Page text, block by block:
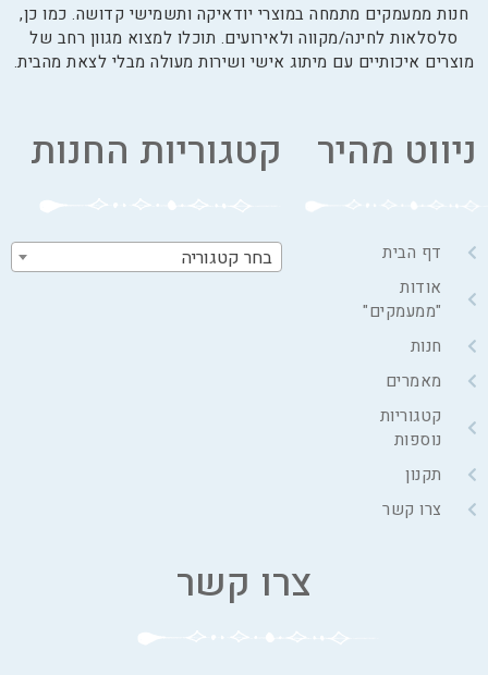
חנות ממעמקים מתמחה במוצרי יודאיקה ותשמישי קדושה. כמו כן,
סלסלאות לחינה/מקווה ולאירועים. תוכלו למצוא מגוון רחב של
מוצרים איכותיים עם מיתוג אישי ושירות מעולה מבלי לצאת מהבית.
ניווט מהיר
דף הבית
אודות
"ממעמקים"
חנות
מאמרים
קטגוריות
נוספות
תקנון
צרו קשר
קטגוריות החנות
בחר קטגוריה
צרו קשר